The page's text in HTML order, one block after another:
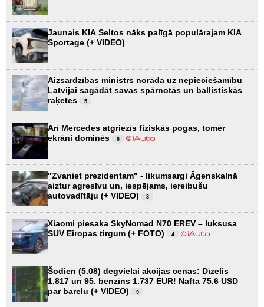
Jaunais KIA Seltos nāks palīgā populārajam KIA
Sportage (+ VIDEO)
Aizsardzības ministrs norāda uz nepieciešamību
Latvijai sagādāt savas spārnotās un ballistiskās
raķetes
5
Arī Mercedes atgriezīs fiziskās pogas, tomēr
ekrāni dominēs
6
"Zvaniet prezidentam" - likumsargi Āgenskalnā
aiztur agresīvu un, iespējams, iereibušu
autovadītāju (+ VIDEO)
3
Xiaomi piesaka SkyNomad N70 EREV – luksusa
SUV Eiropas tirgum (+ FOTO)
4
Šodien (5.08) degvielai akcijas cenas: Dīzelis
1.817 un 95. benzīns 1.737 EUR! Nafta 75.6 USD
par barelu (+ VIDEO)
9